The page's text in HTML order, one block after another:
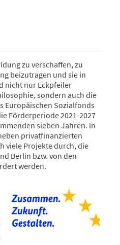
zu verschaffen, zu
beizutragen und sie in
nicht nur Eckpfeiler
sondern auch die
Europäischen Sozialfonds
Förderperiode 2021-2027
sieben Jahren. In
privatfinanzierten
viele Projekte durch, die
Berlin bzw. von den
werden.